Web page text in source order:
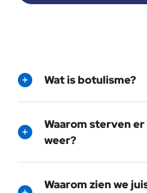
Wat is botulisme?
Waarom sterven
weer?
Waarom zien we